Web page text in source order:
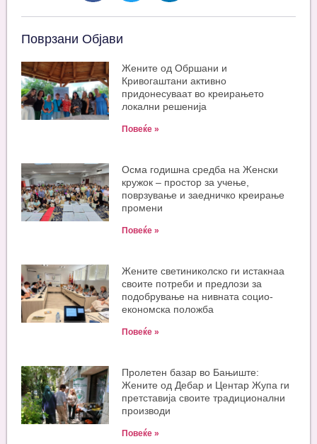
Поврзани Објави
Жените од Обршани и
Кривогаштани активно
придонесуваат во креирањето
локални решенија
Повеќе »
Oсма годишна средба на Женски
кружок – простор за учење,
поврзување и заедничко креирање
промени
Повеќе »
Жените светиниколско ги истакнаа
своите потреби и предлози за
подобрување на нивната социо-
економска положба
Повеќе »
Пролетен базар во Бањиште:
Жените од Дебар и Центар Жупа ги
претставија своите традиционални
производи
Повеќе »